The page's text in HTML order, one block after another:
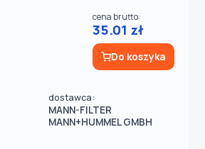
dostawca:
MANN-FILTER
MANN+HUMMEL GMBH
cena brutto:
35.01 zł
Do koszyka